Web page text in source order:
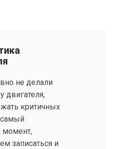
не делали
двигателя,
критичных
момент,
записаться и